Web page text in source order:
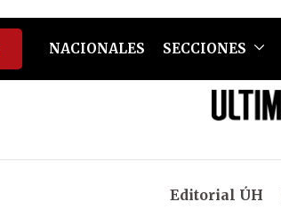
NACIONALES SECCIONES
Editorial ÚH